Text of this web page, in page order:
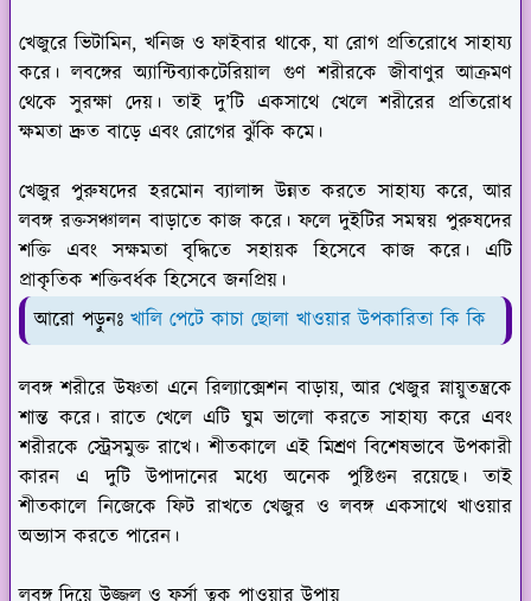
খেজুরে ভিটামিন, খনিজ ও ফাইবার থাকে, যা রোগ প্রতিরোধে সাহায্য
করে। লবঙ্গের অ্যান্টিব্যাকটেরিয়াল গুণ শরীরকে জীবাণুর আক্রমণ
থেকে সুরক্ষা দেয়। তাই দু’টি একসাথে খেলে শরীরের প্রতিরোধ
ক্ষমতা দ্রুত বাড়ে এবং রোগের ঝুঁকি কমে।
খেজুর পুরুষদের হরমোন ব্যালান্স উন্নত করতে সাহায্য করে, আর
লবঙ্গ রক্তসঞ্চালন বাড়াতে কাজ করে। ফলে দুইটির সমন্বয় পুরুষদের
শক্তি এবং সক্ষমতা বৃদ্ধিতে সহায়ক হিসেবে কাজ করে। এটি
প্রাকৃতিক শক্তিবর্ধক হিসেবে জনপ্রিয়।
আরো পড়ুনঃ খালি পেটে কাচা ছোলা খাওয়ার উপকারিতা কি কি
লবঙ্গ শরীরে উষ্ণতা এনে রিল্যাক্সেশন বাড়ায়, আর খেজুর স্নায়ুতন্ত্রকে
শান্ত করে। রাতে খেলে এটি ঘুম ভালো করতে সাহায্য করে এবং
শরীরকে স্ট্রেসমুক্ত রাখে। শীতকালে এই মিশ্রণ বিশেষভাবে উপকারী
কারন এ দুটি উপাদানের মধ্যে অনেক পুষ্টিগুন রয়েছে। তাই
শীতকালে নিজেকে ফিট রাখতে খেজুর ও লবঙ্গ একসাথে খাওয়ার
অভ্যাস করতে পারেন।